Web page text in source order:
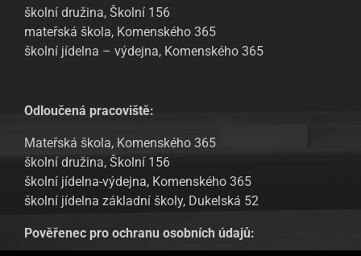
školní družina, Školní 156
mateřská škola, Komenského 365
školní jídelna – výdejna, Komenského 365
Odloučená pracoviště:
Mateřská škola, Komenského 365
školní družina, Školní 156
školní jídelna-výdejna, Komenského 365
školní jídelna základní školy, Dukelská 52
Pověřenec pro ochranu osobních údajů: